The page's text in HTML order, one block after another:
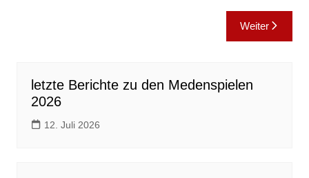
Weiter
letzte Berichte zu den Medenspielen
2026
12. Juli 2026